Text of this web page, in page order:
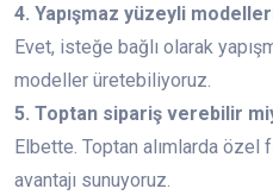
4. Yapışmaz yüzeyli
Evet, isteğe bağlı olarak
modeller üretebiliyoruz.
5. Toptan sipariş verebilir
Elbette. Toptan alımlarda özel
avantajı sunuyoruz.